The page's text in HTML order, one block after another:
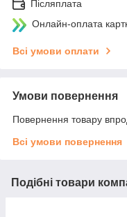
Післяплата
Онлайн-оплата
Всі умови оплати
Умови повернення
Повернення товару
Всі умови повернення
Подібні товари